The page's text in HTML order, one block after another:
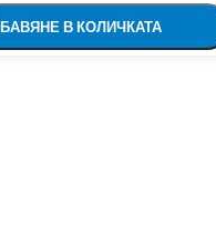
В КОЛИЧКАТА